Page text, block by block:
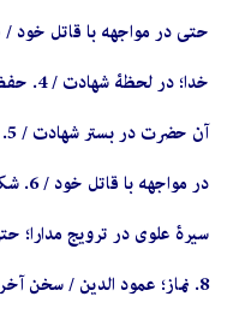
خدا؛ در
سیرۀ علوی در ترویج مدارا؛
8. نماز؛ عمود الدین / سخن